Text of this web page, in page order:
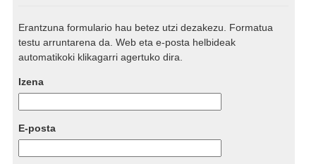
Erantzuna formulario hau betez utzi dezakezu. Formatua
testu arruntarena da. Web eta e-posta helbideak
automatikoki klikagarri agertuko dira.
Izena
E-posta